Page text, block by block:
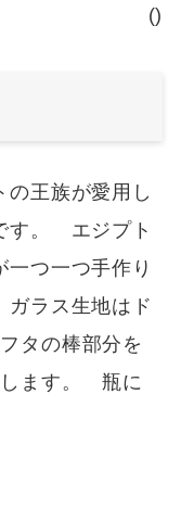
()
王族が愛用し
す。 エジプト
一つ一つ手作り
ガラス生地はド
タの棒部分を
します。 瓶に